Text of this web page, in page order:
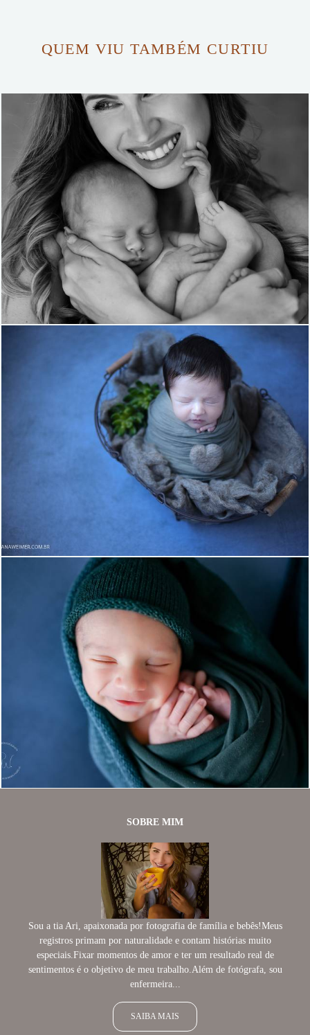
QUEM VIU TAMBÉM CURTIU
1418 33
14
472 54
SOBRE MIM
Sou a tia Ari, apaixonada por fotografia de família e bebês!Meus
registros primam por naturalidade e contam histórias muito
especiais.Fixar momentos de amor e ter um resultado real de
sentimentos é o objetivo de meu trabalho.Além de fotógrafa, sou
enfermeira...
SAIBA MAIS